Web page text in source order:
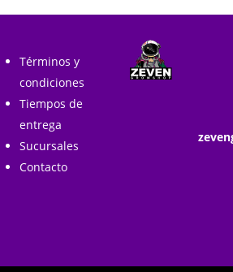
Términos y
condiciones
Tiempos de
entrega
Sucursales
Contacto